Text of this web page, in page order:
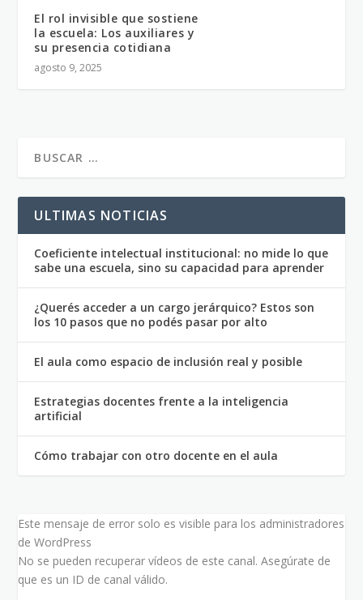
El rol invisible que sostiene
la escuela: Los auxiliares y
su presencia cotidiana
agosto 9, 2025
ULTIMAS NOTICIAS
Coeficiente intelectual institucional: no mide lo que
sabe una escuela, sino su capacidad para aprender
¿Querés acceder a un cargo jerárquico? Estos son
los 10 pasos que no podés pasar por alto
El aula como espacio de inclusión real y posible
Estrategias docentes frente a la inteligencia
artificial
Cómo trabajar con otro docente en el aula
Este mensaje de error solo es visible para los administradores
de WordPress
No se pueden recuperar vídeos de este canal. Asegúrate de
que es un ID de canal válido.